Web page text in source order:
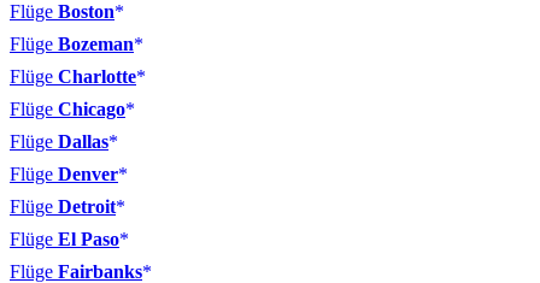
Flüge Boston
Flüge Bozeman
Flüge Charlotte
Flüge Chicago
Flüge Dallas
Flüge Denver
Flüge Detroit
Flüge El Paso
Flüge Fairbanks